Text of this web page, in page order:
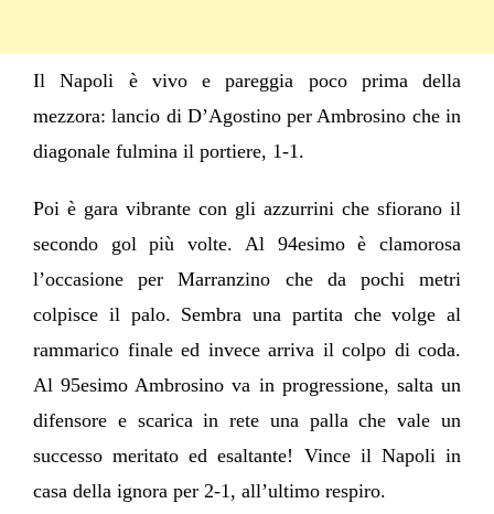
Il Napoli è vivo e pareggia poco prima della
mezzora: lancio di D’Agostino per Ambrosino che in
diagonale fulmina il portiere, 1-1.
Poi è gara vibrante con gli azzurrini che sfiorano il
secondo gol più volte. Al 94esimo è clamorosa
l’occasione per Marranzino che da pochi metri
colpisce il palo. Sembra una partita che volge al
rammarico finale ed invece arriva il colpo di coda.
Al 95esimo Ambrosino va in progressione, salta un
difensore e scarica in rete una palla che vale un
successo meritato ed esaltante! Vince il Napoli in
casa della ignora per 2-1, all’ultimo respiro.